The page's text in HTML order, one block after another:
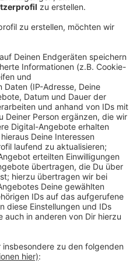
Genehmigung eines
Atomkraftgegner
gegen Atommülltransporte
Demonstrationszug
führt über gut einen
Schumacherring /
wird es ein Trecker-
die Ahauser Innenstadt